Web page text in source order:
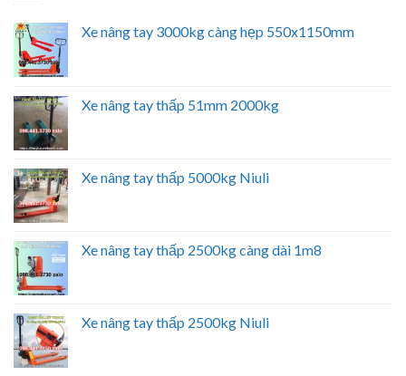
Xe nâng tay 3000kg càng hẹp 550x1150mm
Xe nâng tay thấp 51mm 2000kg
Xe nâng tay thấp 5000kg Niuli
Xe nâng tay thấp 2500kg càng dài 1m8
Xe nâng tay thấp 2500kg Niuli